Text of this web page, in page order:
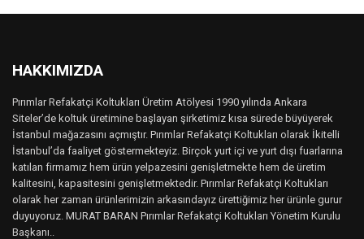
HAKKIMIZDA
Pırımlar Refakatçi Koltukları Üretim Atölyesi 1990 yılında Ankara
Siteler’de koltuk üretimine başlayan şirketimiz kısa sürede büyüyerek
İstanbul mağazasını açmıştır. Pırımlar Refakatçi Koltukları olarak İkitelli
İstanbul’da faaliyet göstermekteyiz. Birçok yurt içi ve yurt dışı fuarlarına
katılan firmamız hem ürün yelpazesini genişletmekte hem de üretim
kalitesini, kapasitesini genişletmektedir. Pırımlar Refakatçi Koltukları
olarak her zaman ürünlerimizin arkasındayız ürettiğimiz her ürünle gurur
duyuyoruz. MURAT BARAN Pırımlar Refakatçi Koltukları Yönetim Kurulu
Başkanı..